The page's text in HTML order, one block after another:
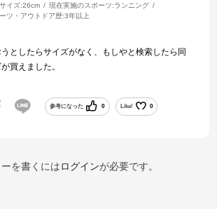
イズ:26cm 現在実施のスポーツ:ランニング
ツ・アウトドア歴:3年以上
としたらサイズがなく、もしやと検索したら同
買えました。
参考になった 0 Like! 0
を書くにはログインが必要です。